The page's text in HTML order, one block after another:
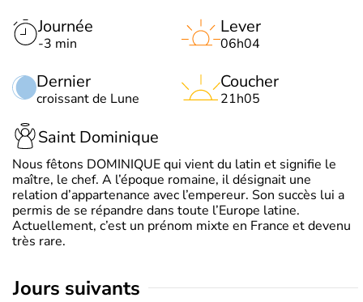
Journée
-3 min
Dernier
croissant de Lune
Lever
06h04
Coucher
21h05
Saint Dominique
Nous fêtons DOMINIQUE qui vient du latin et signifie le
maître, le chef. A l’époque romaine, il désignait une
relation d’appartenance avec l’empereur. Son succès lui a
permis de se répandre dans toute l’Europe latine.
Actuellement, c’est un prénom mixte en France et devenu
très rare.
jours suivants